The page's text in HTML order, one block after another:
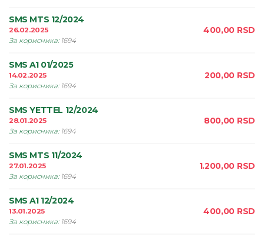
SMS MTS 12/2024
26.02.2025
За корисника: 1694
400,00 RSD
SMS A1 01/2025
14.02.2025
За корисника: 1694
200,00 RSD
SMS YETTEL 12/2024
28.01.2025
За корисника: 1694
800,00 RSD
SMS MTS 11/2024
27.01.2025
За корисника: 1694
1.200,00 RSD
SMS A1 12/2024
13.01.2025
За корисника: 1694
400,00 RSD